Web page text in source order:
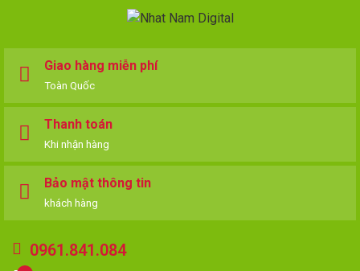
Giao hàng miễn phí
Toàn Quốc
Thanh toán
Khi nhận hàng
Bảo mật thông tin
khách hàng
0961.841.084